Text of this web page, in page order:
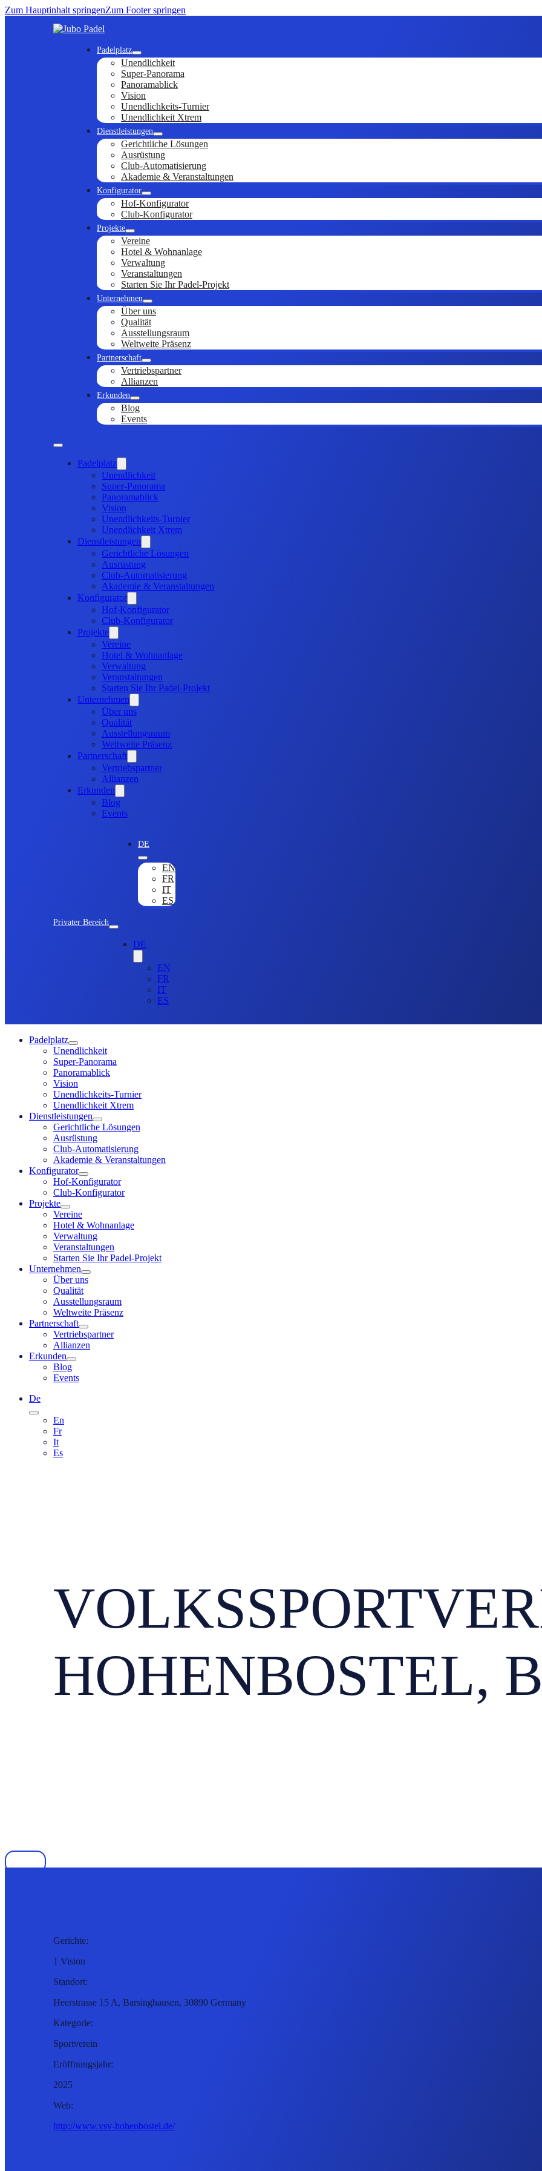
Zum Hauptinhalt springenZum Footer springen
Padelplatz
Unendlichkeit
Super-Panorama
Panoramablick
Vision
Unendlichkeits-Turnier
Unendlichkeit Xtrem
Dienstleistungen
Gerichtliche Lösungen
Ausrüstung
Club-Automatisierung
Akademie & Veranstaltungen
Konfigurator
Hof-Konfigurator
Club-Konfigurator
Projekte
Vereine
Hotel & Wohnanlage
Verwaltung
Veranstaltungen
Starten Sie Ihr Padel-Projekt
Unternehmen
Über uns
Qualität
Ausstellungsraum
Weltweite Präsenz
Partnerschaft
Vertriebspartner
Allianzen
Erkunden
Blog
Events
Padelplatz
Unendlichkeit
Super-Panorama
Panoramablick
Vision
Unendlichkeits-Turnier
Unendlichkeit Xtrem
Dienstleistungen
Gerichtliche Lösungen
Ausrüstung
Club-Automatisierung
Akademie & Veranstaltungen
Konfigurator
Hof-Konfigurator
Club-Konfigurator
Projekte
Vereine
Hotel & Wohnanlage
Verwaltung
Veranstaltungen
Starten Sie Ihr Padel-Projekt
Unternehmen
Über uns
Qualität
Ausstellungsraum
Weltweite Präsenz
Partnerschaft
Vertriebspartner
Allianzen
Erkunden
Blog
Events
Privater Bereich
DE
EN
FR
IT
ES
DE
EN
FR
IT
ES
Padelplatz
Unendlichkeit
Super-Panorama
Panoramablick
Vision
Unendlichkeits-Turnier
Unendlichkeit Xtrem
Dienstleistungen
Gerichtliche Lösungen
Ausrüstung
Club-Automatisierung
Akademie & Veranstaltungen
Konfigurator
Hof-Konfigurator
Club-Konfigurator
Projekte
Vereine
Hotel & Wohnanlage
Verwaltung
Veranstaltungen
Starten Sie Ihr Padel-Projekt
Unternehmen
Über uns
Qualität
Ausstellungsraum
Weltweite Präsenz
Partnerschaft
Vertriebspartner
Allianzen
Erkunden
Blog
Events
De
En
Fr
It
Es
HOHENBOSTEL,
Gerichte:
1 Vision
Standort:
Heerstrasse 15 A, Barsinghausen, 30890 Germany
Kategorie:
Sportverein
Eröffnungsjahr:
2025
Web:
http://www.vsv-hohenbostel.de/